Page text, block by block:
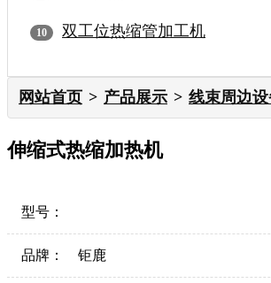
双工位热缩管加工机
网站首页 产品展示 线束周边
伸缩式热缩加热机
型号：
品牌： 钜鹿